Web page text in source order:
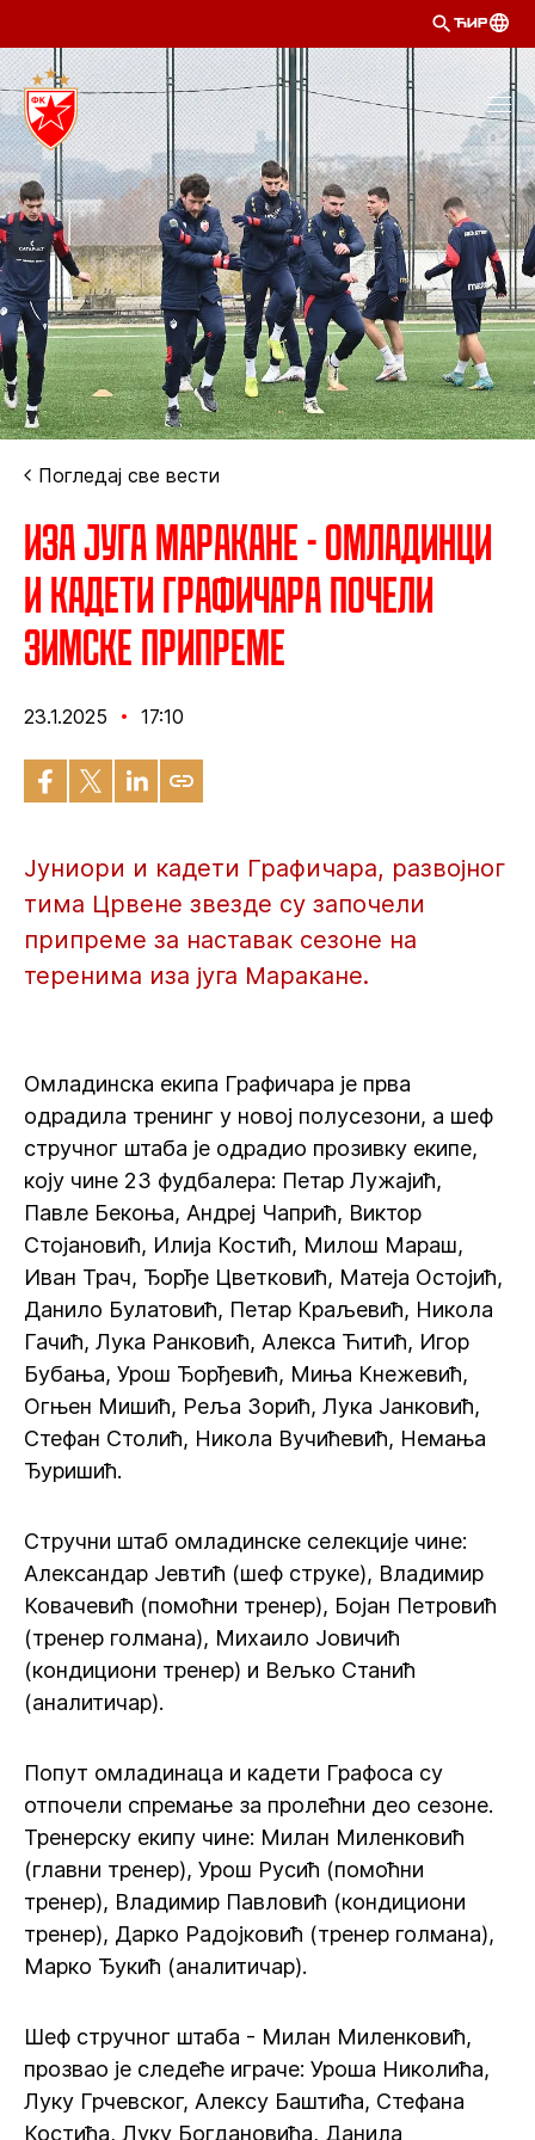
ЋИР
Погледај све вести
Иза југа Маракане - Омладинци
и кадети Графичара почели
зимске припреме
23.1.2025 17:10
Јуниори и кадети Графичара, развојног
тима Црвене звезде су започели
припреме за наставак сезоне на
теренима иза југа Маракане.
Омладинска екипа Графичара је прва
одрадила тренинг у новој полусезони, а шеф
стручног штаба је одрадио прозивку екипе,
коју чине 23 фудбалера: Петар Лужајић,
Павле Бекоња, Андреј Чапрић, Виктор
Стојановић, Илија Костић, Милош Мараш,
Иван Трач, Ђорђе Цветковић, Матеја Остојић,
Данило Булатовић, Петар Краљевић, Никола
Гачић, Лука Ранковић, Алекса Ћитић, Игор
Бубања, Урош Ђорђевић, Миња Кнежевић,
Огњен Мишић, Реља Зорић, Лука Јанковић,
Стефан Столић, Никола Вучићевић, Немања
Ђуришић.
Стручни штаб омладинске селекције чине:
Александар Јевтић (шеф струке), Владимир
Ковачевић (помоћни тренер), Бојан Петровић
(тренер голмана), Михаило Јовичић
(кондициони тренер) и Вељко Станић
(аналитичар).
Попут омладинаца и кадети Графоса су
отпочели спремање за пролећни део сезоне.
Тренерску екипу чине: Милан Миленковић
(главни тренер), Урош Русић (помоћни
тренер), Владимир Павловић (кондициони
тренер), Дарко Радојковић (тренер голмана),
Марко Ђукић (аналитичар).
Шеф стручног штаба - Милан Миленковић,
прозвао је следеће играче: Уроша Николића,
Луку Грчевског, Алексу Баштића, Стефана
Костића, Луку Богдановића, Данила